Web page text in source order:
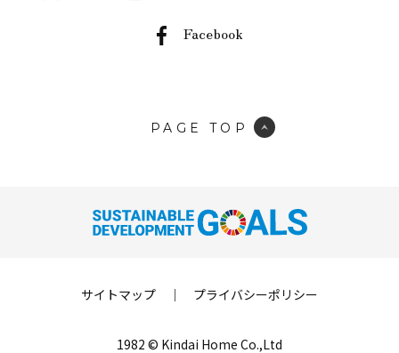
Facebook
PAGE TOP
サイトマップ ｜ プライバシーポリシー
1982 © Kindai Home Co.,Ltd